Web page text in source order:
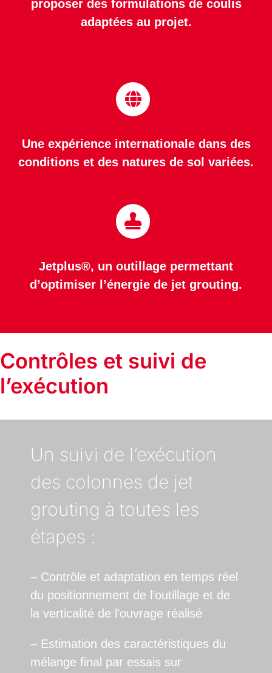
proposer des formulations de coulis
adaptées au projet.
Une expérience internationale dans des
conditions et des natures de sol variées.
Jetplus®, un outillage permettant
d’optimiser l’énergie de jet grouting.
Contrôles et suivi de
l’exécution
Un suivi de l’exécution
des colonnes de jet
grouting à toutes les
étapes :
– Contrôle et adaptation en temps réel
du positionnement de l’outillage et de
la verticalité de l’ouvrage réalisé
– Estimation des caractéristiques du
mélange final par essais sur